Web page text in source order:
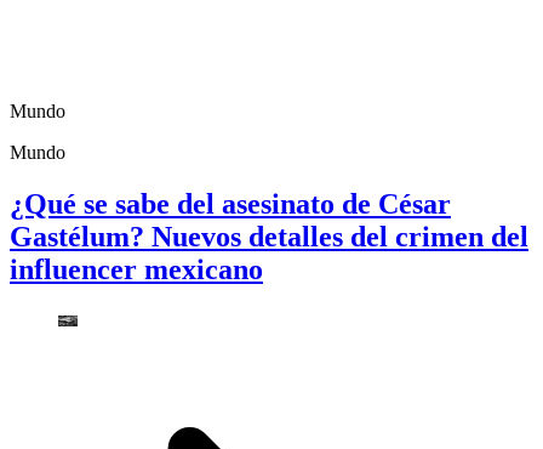
Mundo
Mundo
¿Qué se sabe del asesinato de César
Gastélum? Nuevos detalles del crimen del
influencer mexicano